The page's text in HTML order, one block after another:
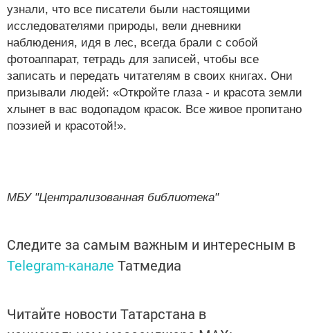
узнали, что все писатели были настоящими
исследователями природы, вели дневники
наблюдения, идя в лес, всегда брали с собой
фотоаппарат, тетрадь для записей, чтобы все
записать и передать читателям в своих книгах. Они
призывали людей: «Откройте глаза - и красота земли
хлынет в вас водопадом красок. Все живое пропитано
поэзией и красотой!».
МБУ "Централизованная библиотека"
Следите за самым важным и интересным в
Telegram-канале Татмедиа
Читайте новости Татарстана в